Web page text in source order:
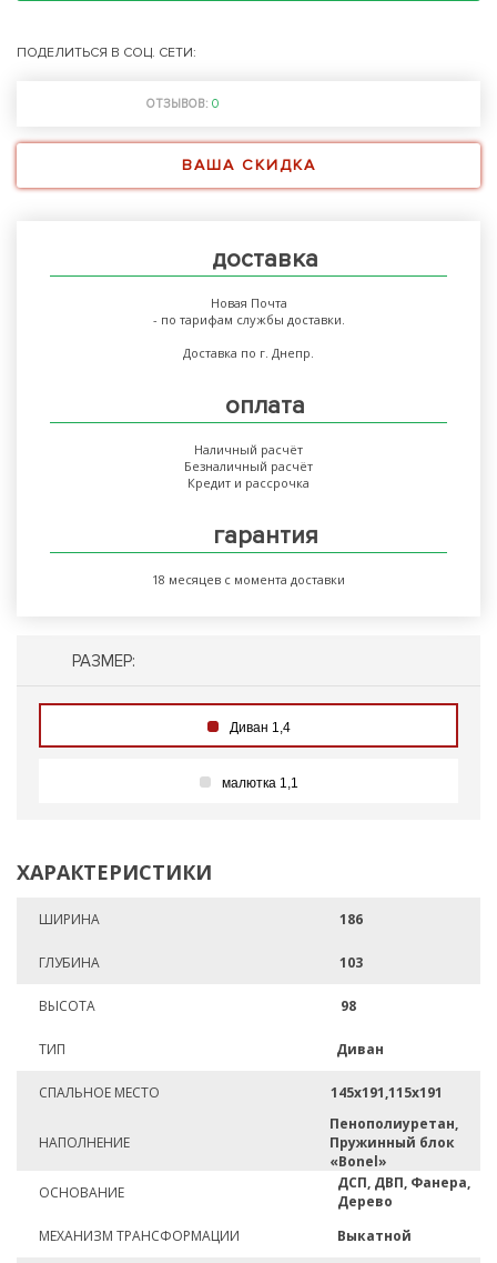
ПОДЕЛИТЬСЯ В СОЦ. СЕТИ:
ОТЗЫВОВ: 0
ВАША СКИДКА
доставка
Новая Почта
- по тарифам службы доставки.
Доставка по г. Днепр.
оплата
Наличный расчёт
Безналичный расчёт
Кредит и рассрочка
гарантия
18 месяцев с момента доставки
РАЗМЕР:
Диван 1,4
малютка 1,1
ХАРАКТЕРИСТИКИ
ШИРИНА 186
ГЛУБИНА 103
ВЫСОТА 98
ТИП Диван
СПАЛЬНОЕ МЕСТО 145х191,115х191
НАПОЛНЕНИЕ
Пенополиуретан,
Пружинный блок
«Bonel»
ОСНОВАНИЕ
ДСП, ДВП, Фанера,
Дерево
МЕХАНИЗМ ТРАНСФОРМАЦИИ
Выкатной